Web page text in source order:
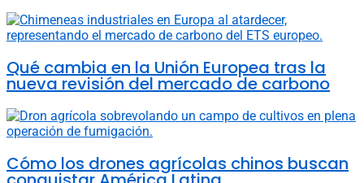
Qué cambia en la Unión Europea tras la
nueva revisión del mercado de carbono
Cómo los drones agrícolas chinos buscan